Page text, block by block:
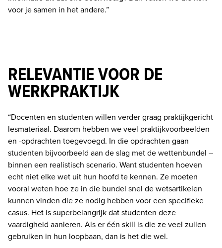
voor je samen in het andere.”
RELEVANTIE VOOR DE
WERKPRAKTIJK
“Docenten en studenten willen verder graag praktijkgericht
lesmateriaal. Daarom hebben we veel praktijkvoorbeelden
en -opdrachten toegevoegd. In die opdrachten gaan
studenten bijvoorbeeld aan de slag met de wettenbundel –
binnen een realistisch scenario. Want studenten hoeven
echt niet elke wet uit hun hoofd te kennen. Ze moeten
vooral weten hoe ze in die bundel snel de wetsartikelen
kunnen vinden die ze nodig hebben voor een specifieke
casus. Het is superbelangrijk dat studenten deze
vaardigheid aanleren. Als er één skill is die ze veel zullen
gebruiken in hun loopbaan, dan is het die wel.